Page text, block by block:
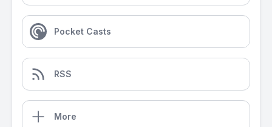
Pocket Casts
RSS
More